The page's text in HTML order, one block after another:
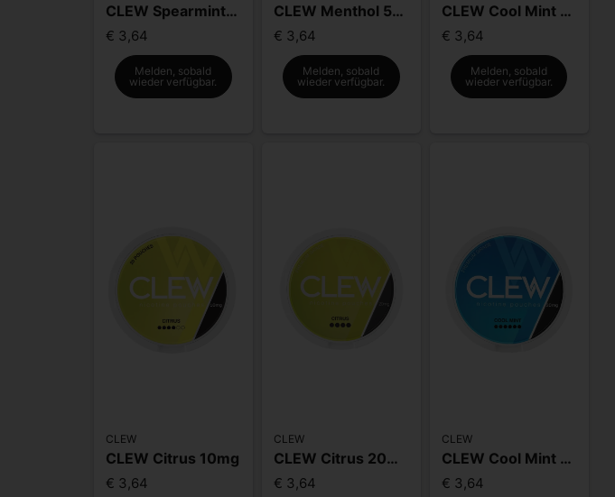
CLEW Spearmint 5mg
€ 3,64
Melden, sobald
wieder verfügbar.
CLEW Menthol 5mg
€ 3,64
Melden, sobald
wieder verfügbar.
CLEW Cool Mint 5mg
€ 3,64
Melden, sobald
wieder verfügbar.
CLEW
CLEW Citrus 10mg
€ 3,64
CLEW
CLEW Citrus 20mg
€ 3,64
CLEW
CLEW Cool Mint 20mg
€ 3,64